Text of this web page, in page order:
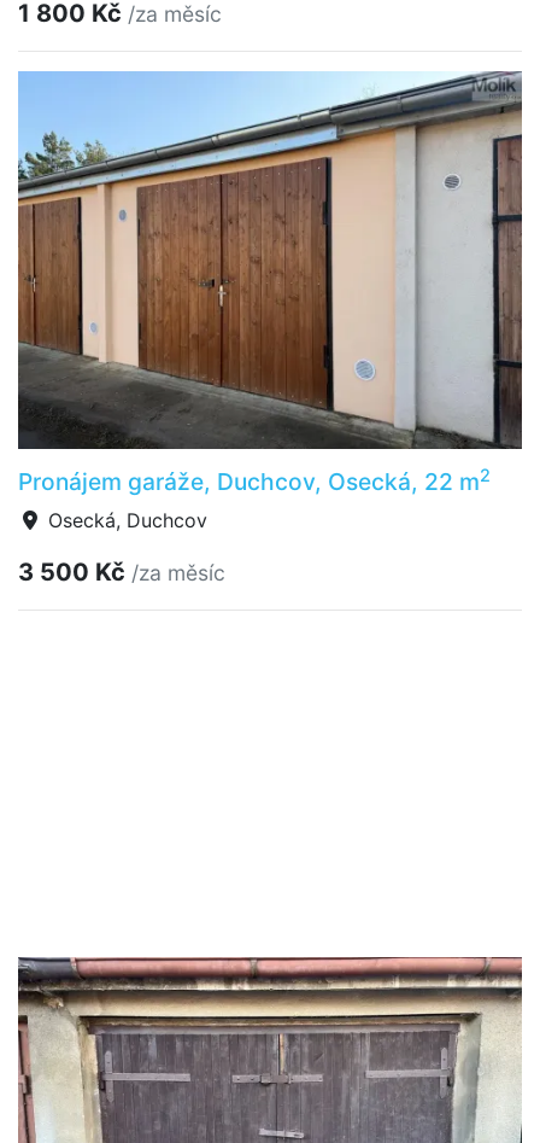
1 800 Kč /za měsíc
Pronájem garáže, Duchcov, Osecká, 22 m2
Osecká, Duchcov
3 500 Kč /za měsíc